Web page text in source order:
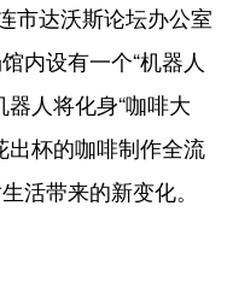
市达沃斯论坛办公室
内设有一个“机器人
人将化身“咖啡大
出杯的咖啡制作全流
活带来的新变化。